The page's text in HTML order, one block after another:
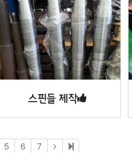
스핀들 제작
5 6 7